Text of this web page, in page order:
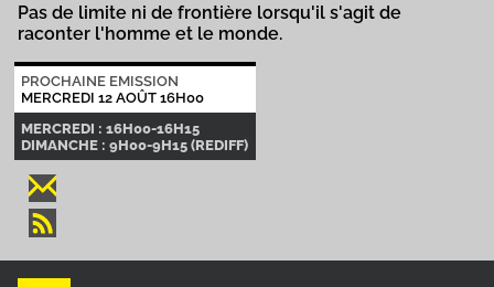
Pas de limite ni de frontière lorsqu'il s'agit de
raconter l'homme et le monde.
PROCHAINE EMISSION
MERCREDI 12 AOÛT 16H00
MERCREDI : 16H00-16H15
DIMANCHE : 9H00-9H15 (REDIFF)